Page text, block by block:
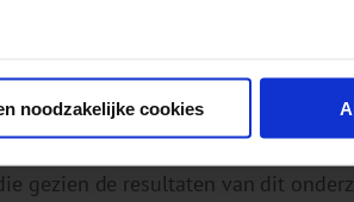
noodzakelijke cookies
nog voortduurt is het van belang
gezondheid. Op mentaalvitaal.nl
goed mogelijk door te komen. Ook
gezien de resultaten van dit